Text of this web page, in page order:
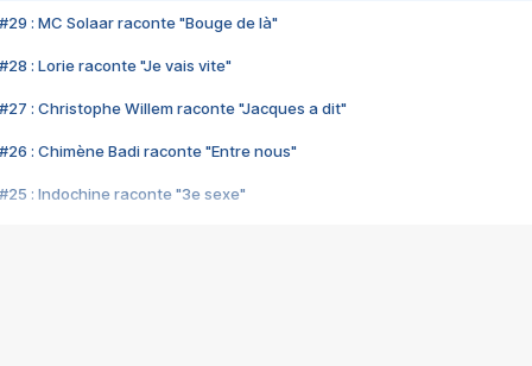
#29 : MC Solaar raconte "Bouge de là"
#28 : Lorie raconte "Je vais vite"
#27 : Christophe Willem raconte "Jacques a dit"
#26 : Chimène Badi raconte "Entre nous"
#25 : Indochine raconte "3e sexe"